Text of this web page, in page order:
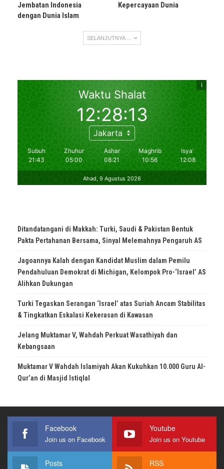
Jembatan Indonesia
dengan Dunia Islam
Kepercayaan Dunia
SELANJUTNYA ...
Ditandatangani di Makkah: Turki, Saudi & Pakistan Bentuk
Pakta Pertahanan Bersama, Sinyal Melemahnya Pengaruh AS
Jagoannya Kalah dengan Kandidat Muslim dalam Pemilu
Pendahuluan Demokrat di Michigan, Kelompok Pro-‘Israel’ AS
Alihkan Dukungan
Turki Tegaskan Serangan ‘Israel’ atas Suriah Ancam Stabilitas
& Tingkatkan Eskalasi Kekerasan di Kawasan
Jelang Muktamar V, Wahdah Perkuat Wasathiyah dan
Kebangsaan
Muktamar V Wahdah Islamiyah Akan Kukuhkan 10.000 Guru Al-
Qur’an di Masjid Istiqlal
Facebook
Join us on Facebook
Youtube
Join us on Youtube
Posts RSS